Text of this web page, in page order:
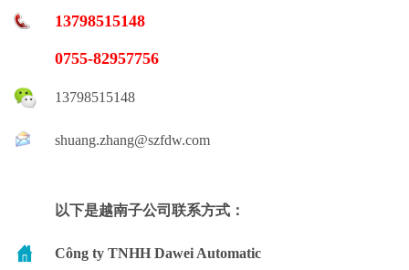
13798515148
0755-82957756
13798515148
shuang.zhang@szfdw.com
以下是越南子公司联系方式：
Công ty TNHH Dawei Automatic